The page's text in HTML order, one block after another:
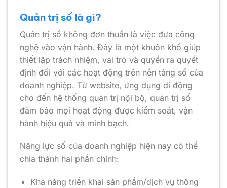
Quản trị số là gì?
Quản trị số không đơn thuần là việc đưa công
nghệ vào vận hành. Đây là một khuôn khổ giúp
thiết lập trách nhiệm, vai trò và quyền ra quyết
định đối với các hoạt động trên nền tảng số của
doanh nghiệp. Từ website, ứng dụng di động
cho đến hệ thống quản trị nội bộ, quản trị số
đảm bảo mọi hoạt động được kiểm soát, vận
hành hiệu quả và minh bạch.
Năng lực số của doanh nghiệp hiện nay có thể
chia thành hai phần chính:
Khả năng triển khai sản phẩm/dịch vụ thông